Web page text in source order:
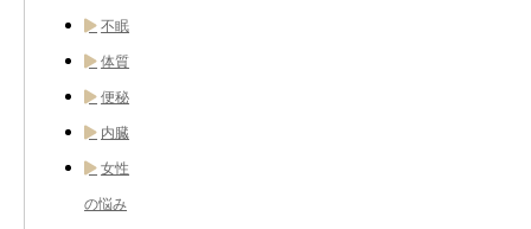
不眠
体質
便秘
内臓
女性
の悩み